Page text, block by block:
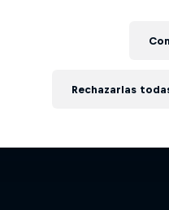
Rechazarlas